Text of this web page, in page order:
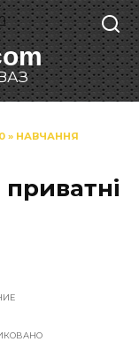
» НАВЧАННЯ